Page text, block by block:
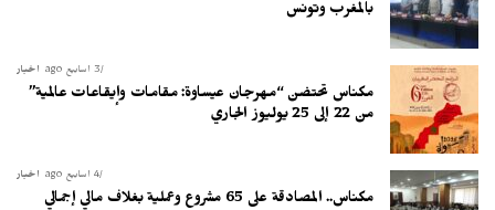
بالمغرب وتونس
أخبار 3 أسابيع ago
مكناس تحتضن “مهرجان عيساوة: مقامات وإيقاعات عالمية”
من 22 إلى 25 يوليوز الجاري
أخبار 4 أسابيع ago
مكناس.. المصادقة على 65 مشروع وعملية بغلاف مالي إجمالي